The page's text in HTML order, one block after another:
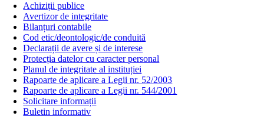
Achiziții publice
Avertizor de integritate
Bilanțuri contabile
Cod etic/deontologic/de conduită
Declarații de avere și de interese
Protecția datelor cu caracter personal
Planul de integritate al instituției
Rapoarte de aplicare a Legii nr. 52/2003
Rapoarte de aplicare a Legii nr. 544/2001
Solicitare informații
Buletin informativ